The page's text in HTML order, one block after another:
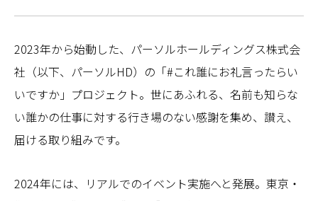
2023年から始動した、パーソルホールディングス株式会
社（以下、パーソルHD）の「#これ誰にお礼言ったらい
いですか」プロジェクト。世にあふれる、名前も知らな
い誰かの仕事に対する行き場のない感謝を集め、讃え、
届ける取り組みです。
2024年には、リアルでのイベント実施へと発展。東京・